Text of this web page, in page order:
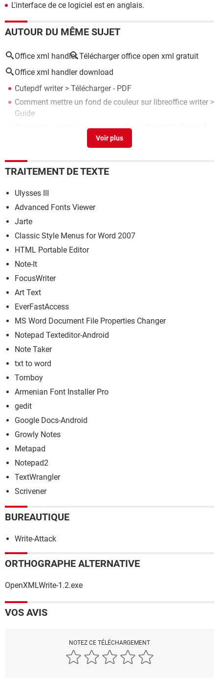
L'interface de ce logiciel est en anglais.
AUTOUR DU MÊME SUJET
Office xml handler Télécharger office open xml gratuit
Office xml handler download
Cutepdf writer> Télécharger - PDF
Comment mettre un fond de couleur sur libreoffice writer >
Guide
Comment ajouter une page sur libre office writer
Forum LibreOffice / OpenOffice
LibreOffice / OpenOffice
Mettre une nouvelle page sur Open Office
LibreOffice / OpenOffice
TRAITEMENT DE TEXTE
Ulysses III
Advanced Fonts Viewer
Jarte
Classic Style Menus for Word 2007
HTML Portable Editor
Note-It
FocusWriter
Art Text
EverFastAccess
MS Word Document File Properties Changer
Notepad Texteditor-Android
Note Taker
txt to word
Tomboy
Armenian Font Installer Pro
gedit
Google Docs-Android
Growly Notes
Metapad
Notepad2
TextWrangler
Scrivener
BUREAUTIQUE
Write-Attack
ORTHOGRAPHE ALTERNATIVE
OpenXMLWrite-1.2.exe
VOS AVIS
NOTEZ CE TÉLÉCHARGEMENT